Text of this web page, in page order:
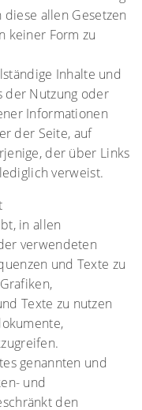
allen Gesetzen
keiner Form zu
Inhalte und
der Nutzung oder
Informationen
der Seite, auf
der über Links
verweist.
in allen
verwendeten
und Texte zu
Texte zu nutzen
genannten und
und
den